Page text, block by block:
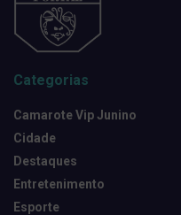
Categorias
Camarote Vip Junino
Cidade
Destaques
Entretenimento
Esporte